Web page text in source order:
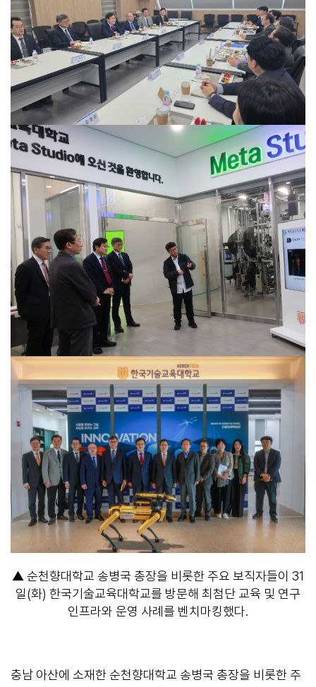
▲ 순천향대학교 송병국 총장을 비롯한 주요 보직자들이 31
일(화) 한국기술교육대학교를 방문해 최첨단 교육 및 연구
인프라와 운영 사례를 벤치마킹했다.
충남 아산에 소재한 순천향대학교 송병국 총장을 비롯한 주